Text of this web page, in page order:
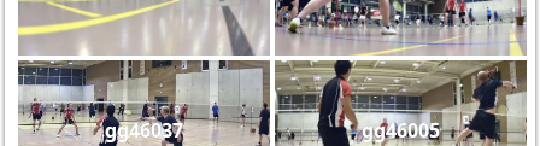
gg46037 gg46005